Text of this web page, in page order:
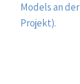
Models an
Projekt).